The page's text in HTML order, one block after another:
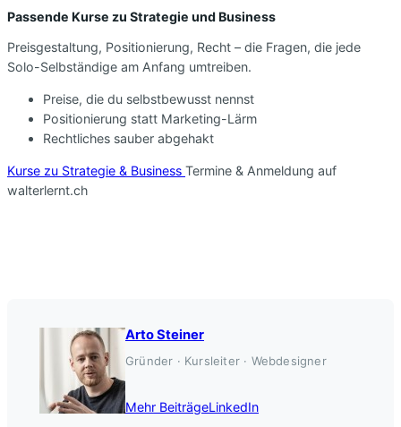
Passende Kurse zu Strategie und Business
Preisgestaltung, Positionierung, Recht – die Fragen, die jede
Solo-Selbständige am Anfang umtreiben.
Preise, die du selbstbewusst nennst
Positionierung statt Marketing-Lärm
Rechtliches sauber abgehakt
Kurse zu Strategie & Business Termine & Anmeldung auf
walterlernt.ch
Arto Steiner
Gründer · Kursleiter · Webdesigner
Mehr BeiträgeLinkedIn